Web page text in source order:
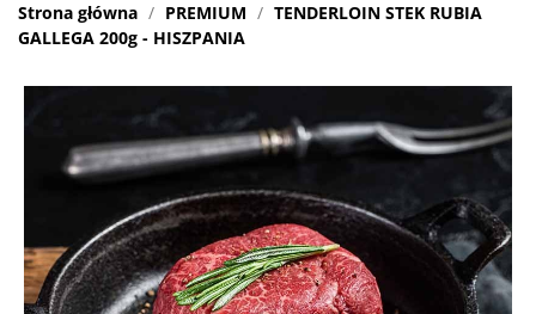
Strona główna PREMIUM
TENDERLOIN STEK RUBIA
GALLEGA 200g - HISZPANIA